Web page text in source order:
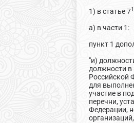
1) в статье 71
а) в части 1:
пункт 1
"и)
должности в
Российской
для
участие в
перечни,
Федерации,